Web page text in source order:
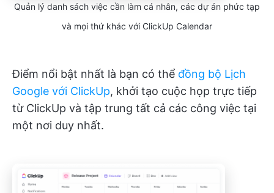
Quản lý danh sách việc cần làm cá nhân, các dự án phức tạp
và mọi thứ khác với ClickUp Calendar
Điểm nổi bật nhất là bạn có thể đồng bộ Lịch
Google với ClickUp, khởi tạo cuộc họp trực tiếp
từ ClickUp và tập trung tất cả các công việc tại
một nơi duy nhất.